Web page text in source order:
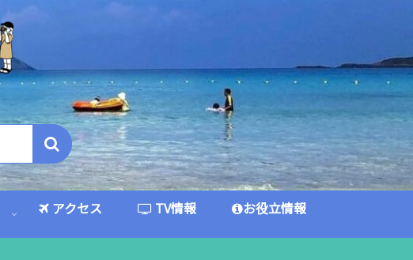
アクセス TV情報 お役立情報